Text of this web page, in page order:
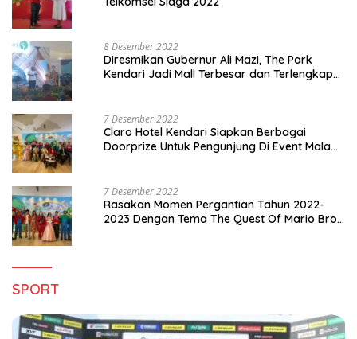
8 Desember 2022
Diresmikan Gubernur Ali Mazi, The Park
Kendari Jadi Mall Terbesar dan Terlengkap
7 Desember 2022
Claro Hotel Kendari Siapkan Berbagai
Doorprize Untuk Pengunjung Di Event Malam
7 Desember 2022
Rasakan Momen Pergantian Tahun 2022-
2023 Dengan Tema The Quest Of Mario Bros
SPORT